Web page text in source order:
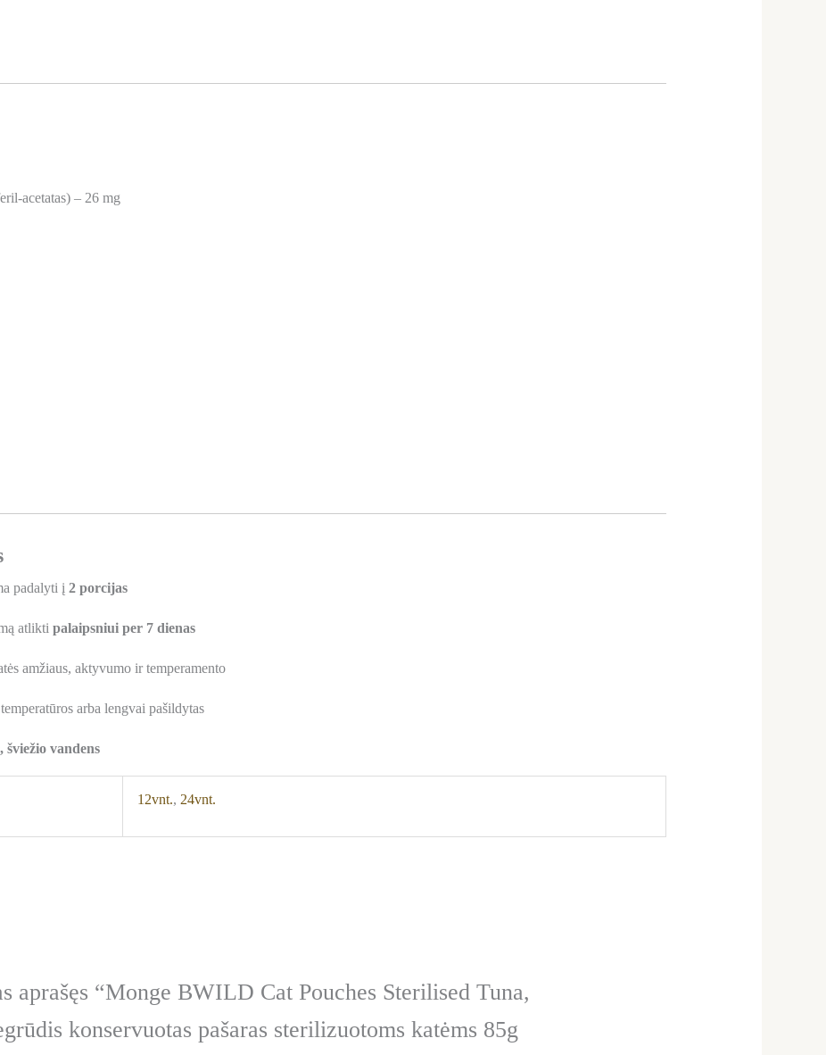
acetatas) – 26 mg
padalyti į 2 porcijas
atlikti palaipsniui per 7 dienas
amžiaus, aktyvumo ir temperamento
arba lengvai pašildytas
šviežio vandens
12vnt., 24vnt.
aprašęs “Monge BWILD Cat Pouches Sterilised Tuna,
konservuotas pašaras sterilizuotoms katėms 85g